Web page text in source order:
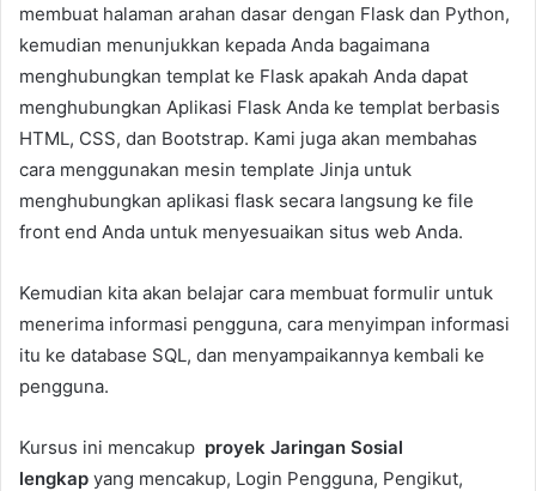
membuat halaman arahan dasar dengan Flask dan Python,
kemudian menunjukkan kepada Anda bagaimana
menghubungkan templat ke Flask apakah Anda dapat
menghubungkan Aplikasi Flask Anda ke templat berbasis
HTML, CSS, dan Bootstrap. Kami juga akan membahas
cara menggunakan mesin template Jinja untuk
menghubungkan aplikasi flask secara langsung ke file
front end Anda untuk menyesuaikan situs web Anda.
Kemudian kita akan belajar cara membuat formulir untuk
menerima informasi pengguna, cara menyimpan informasi
itu ke database SQL, dan menyampaikannya kembali ke
pengguna.
Kursus ini mencakup proyek Jaringan Sosial
lengkap yang mencakup, Login Pengguna, Pengikut,